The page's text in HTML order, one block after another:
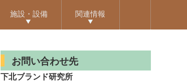
施設・設備 関連情報
お問い合わせ先
下北ブランド研究所